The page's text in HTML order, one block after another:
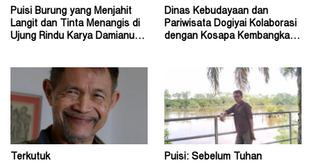
Puisi Burung yang Menjahit
Langit dan Tinta Menangis di
Ujung Rindu Karya Damianus
Dinas Kebudayaan dan
Pariwisata Dogiyai Kolaborasi
dengan Kosapa Kembangkan
Terkutuk
Puisi: Sebelum Tuhan